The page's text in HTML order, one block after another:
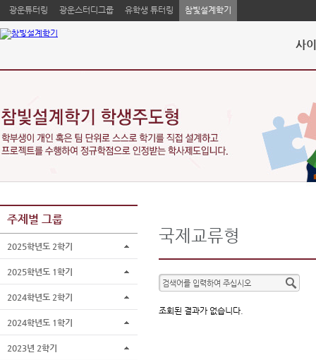
광운튜터링 광운스터디그룹 유학생 튜터링 참빛설계학기
사
주제별 그룹
2025학년도 2학기
2025학년도 1학기
2024학년도 2학기
2024학년도 1학기
2023년 2학기
국제교류형
조회된 결과가 없습니다.